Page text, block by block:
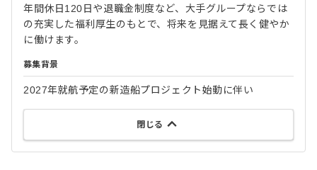
年間休日120日や退職金制度など、大手グループならでは
の充実した福利厚生のもとで、将来を見据えて長く健やか
に働けます。
募集背景
2027年就航予定の新造船プロジェクト始動に伴い
閉じる